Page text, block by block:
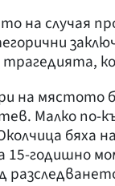
на случая
трагедията,
на мястото
Малко по-
бяха
15-годишно